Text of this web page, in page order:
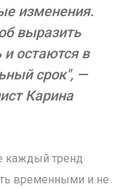
изменения.
выразить
остаются в
срок", —
Карина
каждый тренд
временными и не